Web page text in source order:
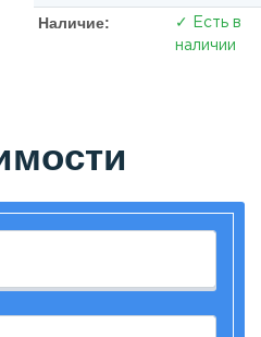
Наличие:
✓ Есть в
наличии